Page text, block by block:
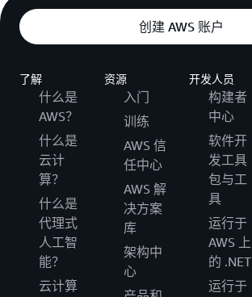
创建 AWS 账户
了解
什么是
AWS？
什么是
云计
算？
什么是
代理式
人工智
能？
云计算
资源
入门
训练
AWS 信
任中心
AWS 解
决方案
库
架构中
心
开发人员
构建者
中心
软件开
发工具
包与工
具
运行于
AWS 上
的 .NET
运行于